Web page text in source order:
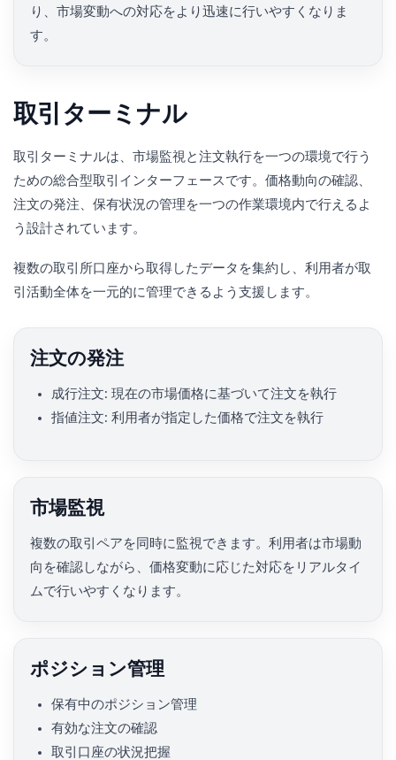
り、市場変動への対応をより迅速に行いやすくなりま
す。
取引ターミナル
取引ターミナルは、市場監視と注文執行を一つの環境で行う
ための総合型取引インターフェースです。価格動向の確認、
注文の発注、保有状況の管理を一つの作業環境内で行えるよ
う設計されています。
複数の取引所口座から取得したデータを集約し、利用者が取
引活動全体を一元的に管理できるよう支援します。
注文の発注
成行注文: 現在の市場価格に基づいて注文を執行
指値注文: 利用者が指定した価格で注文を執行
市場監視
複数の取引ペアを同時に監視できます。利用者は市場動
向を確認しながら、価格変動に応じた対応をリアルタイ
ムで行いやすくなります。
ポジション管理
保有中のポジション管理
有効な注文の確認
取引口座の状況把握